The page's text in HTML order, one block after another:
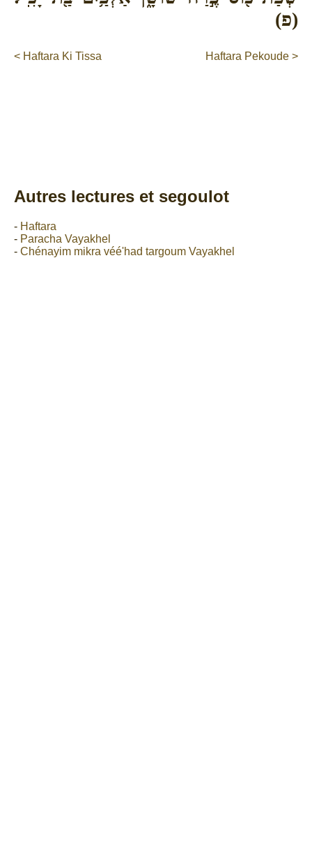
(פ)
< Haftara Ki Tissa Haftara Pekoude >
Autres lectures et segoulot
- Haftara
- Paracha Vayakhel
- Chénayim mikra véé'had targoum Vayakhel